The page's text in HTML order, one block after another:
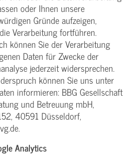
oder Ihnen unsere
Gründe aufzeigen,
Verarbeitung fortführen.
können Sie der Verarbeitung
Daten für Zwecke der
jederzeit widersprechen.
können Sie uns unter
informieren: BBG Gesellschaft
und Betreuung mbH,
40591 Düsseldorf,
Analytics